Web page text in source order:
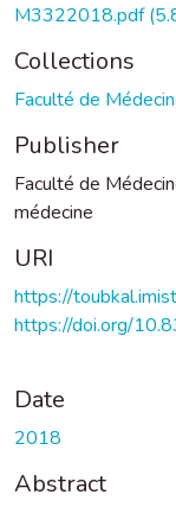
M3322018.pdf
Collections
Faculté de
Publisher
Faculté de
médecine
URI
https://
https://doi.org/
Date
2018
Abstract